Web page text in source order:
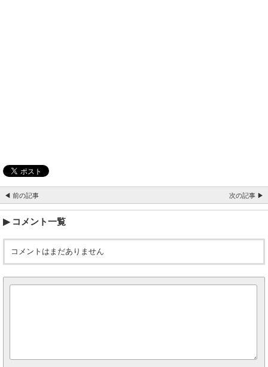
◀ 前の記事 次の記事 ▶
コメント一覧
コメントはまだありません